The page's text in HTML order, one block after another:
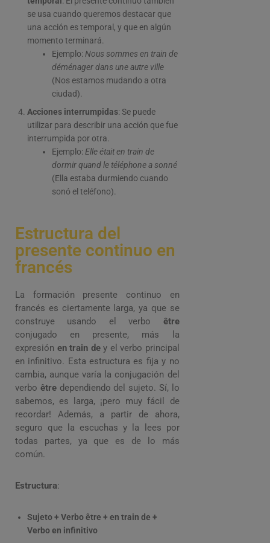
se usa cuando queremos destacar que
una acción es temporal, y que en algún
momento terminará.
Ejemplo: Nous sommes en train de
déménager dans une autre ville
(Nos estamos mudando a otra
ciudad).
Acciones interrumpidas: Se puede
utilizar para describir una acción que fue
interrumpida por otra.
Ejemplo: Elle était en train de
dormir quand le téléphone a sonné
(Ella estaba durmiendo cuando
sonó el teléfono).
Estructura del
presente continuo en
francés
La formación presente continuo en
francés es ciertamente larga, ya que se
construye usando el verbo être
conjugado en presente, más la
expresión en train dey el verbo principal
en infinitivo. Esta estructura es fija y no
cambia, aunque varía la conjugación del
verbo êtredependiendo del sujeto. Sí, lo
sabemos, es larga, ¡pero muy fácil de
recordar! Además, a partir de ahora,
seguro que la escuchas y la lees por
todas partes, ya que es de lo más
común.
Estructura:
Sujeto + Verbo être + en train de +
Verbo en infinitivo